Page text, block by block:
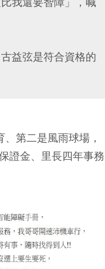
益弦是符合資格的
第二是風雨球場，
證金、里長四年事務